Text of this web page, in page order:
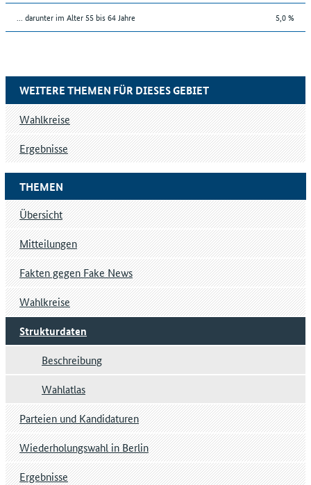
... darunter im Alter 55 bis 64 Jahre 5,0 %
THEMEN
Übersicht
Mitteilungen
Fakten gegen Fake News
Wahlkreise
Strukturdaten
Beschreibung
Wahlatlas
Parteien und Kandidaturen
Wiederholungswahl in Berlin
Ergebnisse
WEITERE THEMEN FÜR DIESES GEBIET
Wahlkreise
Ergebnisse